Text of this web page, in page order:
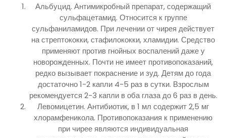
Альбуцид. Антимикробный препарат, содержащий
сульфацетамид. Относится к группе
сульфаниламидов. При лечении от чирея действует
на стрептококки, стафилококки, хламидии. Средство
применяют против гнойных воспалений даже у
новорожденных. Почти не имеет противопоказаний,
редко вызывает покраснение и зуд. Детям до года
достаточно 1-2 капли 4-5 раз в сутки. Взрослым
рекомендуется 2-3 капли в оба глаза до 6 раз в день.
Левомицетин. Антибиотик, в 1 мл содержит 2,5 мг
хлорамфеникола. Противопоказания к применению
при чирее являются индивидуальная